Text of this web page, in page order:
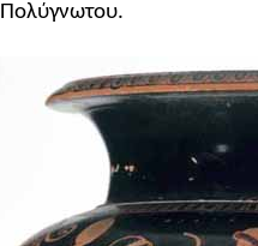
Πολύγνωτου.